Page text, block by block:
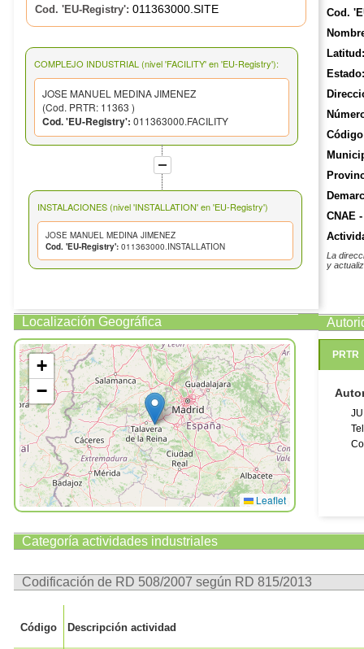
Cod. 'EU-Registry': 011363000.SITE
COMPLEJO INDUSTRIAL (nivel 'FACILITY' en 'EU-Registry'):
JOSE MANUEL MEDINA JIMENEZ
(Cod. PRTR: 11363 )
Cod. 'EU-Registry': 011363000.FACILITY
INSTALACIONES (nivel 'INSTALLATION' en 'EU-Registry')
JOSE MANUEL MEDINA JIMENEZ
Cod. 'EU-Registry': 011363000.INSTALLATION
Localización Geográfica
+
−
Leaflet
Cod.
Latitud:
Estado:
CNAE
La
y
PRTR
Categoría actividades industriales
Codificación de RD 508/2007 según RD 815/2013
Código Descripción actividad